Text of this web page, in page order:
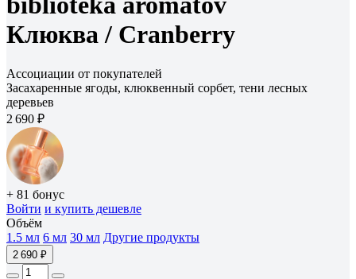
Клюква / Cranberry
Ассоциации от покупателей
Засахаренные ягоды, клюквенный сорбет, тени лесных
деревьев
2 690 ₽
+ 81 бонус
Войти и купить дешевле
Объём
1.5 мл 6 мл 30 мл Другие продукты
2 690 ₽